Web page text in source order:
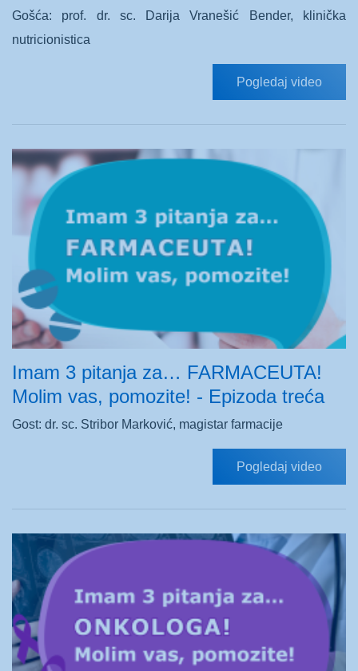
Gošća: prof. dr. sc. Darija Vranešić Bender, klinička
nutricionistica
Pogledaj video
Imam 3 pitanja za… FARMACEUTA!
Molim vas, pomozite! - Epizoda treća
Gost: dr. sc. Stribor Marković, magistar farmacije
Pogledaj video